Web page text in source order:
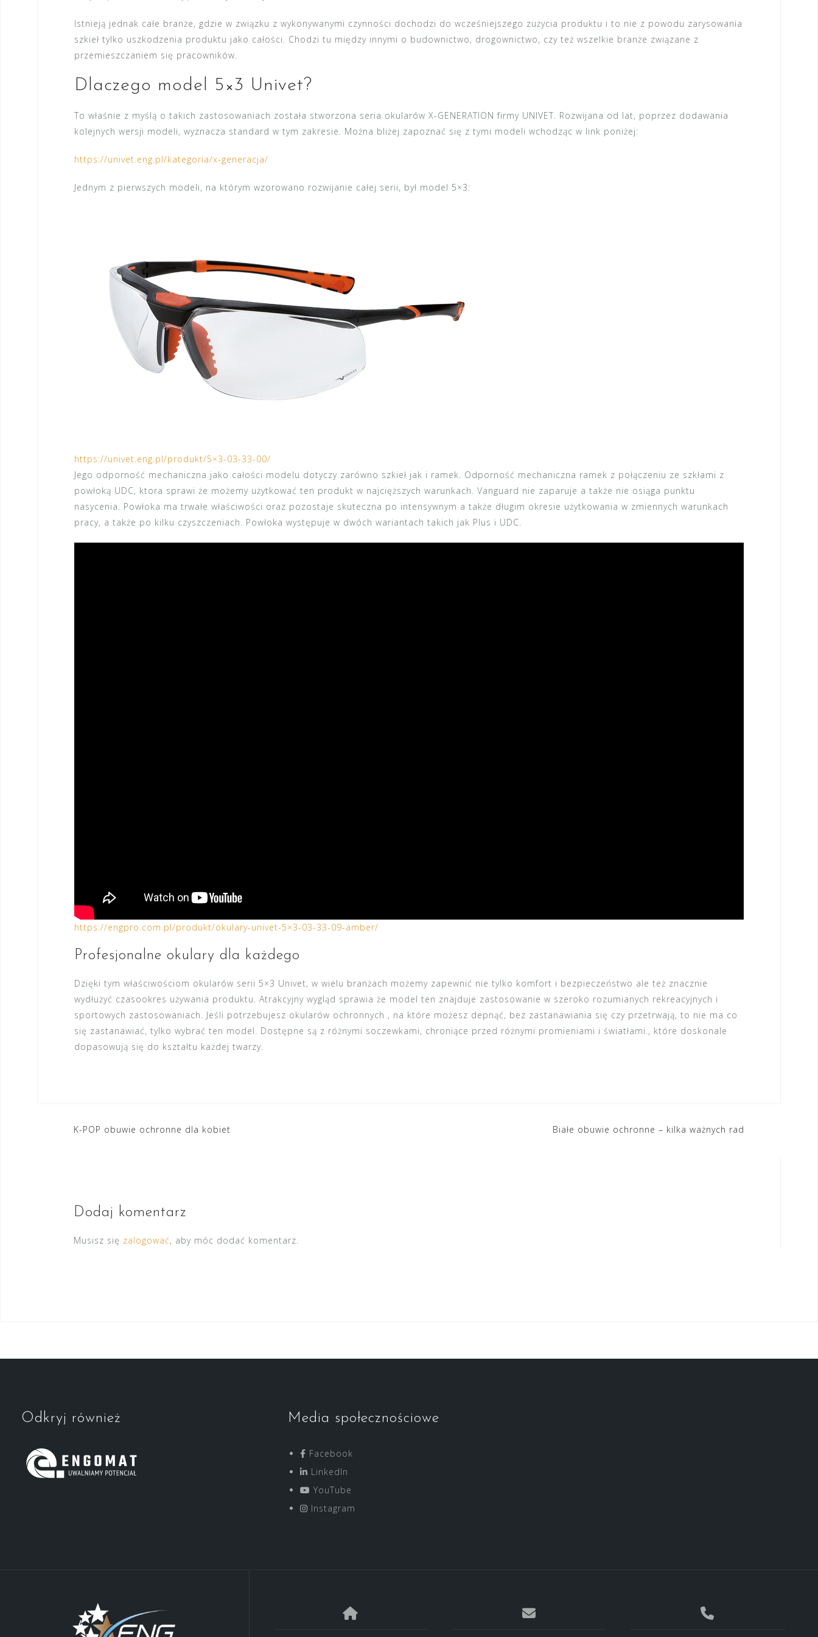
Istnieją jednak całe branże, gdzie w związku z wykonywanymi czynności dochodzi do wcześniejszego zużycia produktu i to nie z powodu zarysowania
szkieł tylko uszkodzenia produktu jako całości. Chodzi tu między innymi o budownictwo, drogownictwo, czy też wszelkie branże związane z
przemieszczaniem się pracowników.
Dlaczego model 5×3 Univet?
To właśnie z myślą o takich zastosowaniach została stworzona seria okularów X-GENERATION firmy UNIVET. Rozwijana od lat, poprzez dodawania
kolejnych wersji modeli, wyznacza standard w tym zakresie. Można bliżej zapoznać się z tymi modeli wchodząc w link poniżej:
https://univet.eng.pl/kategoria/x-generacja/
Jednym z pierwszych modeli, na którym wzorowano rozwijanie całej serii, był model 5×3:
https://univet.eng.pl/produkt/5×3-03-33-00/
Jego odporność mechaniczna jako całości modelu dotyczy zarówno szkieł jak i ramek. Odporność mechaniczna ramek z połączeniu ze szkłami z
powłoką UDC, ktora sprawi że możemy użytkować ten produkt w najcięższych warunkach. Vanguard nie zaparuje a także nie osiąga punktu
nasycenia. Powłoka ma trwałe właściwości oraz pozostaje skuteczna po intensywnym a także długim okresie użytkowania w zmiennych warunkach
pracy, a także po kilku czyszczeniach. Powłoka występuje w dwóch wariantach takich jak Plus i UDC.
https://engpro.com.pl/produkt/okulary-univet-5×3-03-33-09-amber/
Profesjonalne okulary dla każdego
Dzięki tym właściwościom okularów serii 5×3 Univet, w wielu branżach możemy zapewnić nie tylko komfort i bezpieczeństwo ale też znacznie
wydłużyć czasookres używania produktu. Atrakcyjny wygląd sprawia że model ten znajduje zastosowanie w szeroko rozumianych rekreacyjnych i
sportowych zastosowaniach. Jeśli potrzebujesz okularów ochronnych , na które możesz depnąć, bez zastanawiania się czy przetrwają, to nie ma co
się zastanawiać, tylko wybrać ten model. Dostępne są z różnymi soczewkami, chroniące przed różnymi promieniami i światłami., które doskonale
dopasowują się do kształtu każdej twarzy.
Nawigacja
K-POP obuwie ochronne dla kobiet Białe obuwie ochronne – kilka ważnych rad
Dodaj komentarz
Musisz się zalogować, aby móc dodać komentarz.
Odkryj również Media społecznościowe
Facebook
LinkedIn
YouTube
Instagram